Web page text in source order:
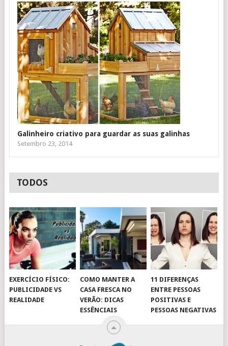
Galinheiro criativo para guardar as suas galinhas
Setembro 23, 2014
TODOS
EXERCÍCIO FÍSICO:
PUBLICIDADE VS
REALIDADE
COMO MANTER A
CASA FRESCA NO
VERÃO: DICAS
ESSÊNCIAIS
11 DIFERENÇAS
ENTRE PESSOAS
POSITIVAS E
PESSOAS NEGATIVAS